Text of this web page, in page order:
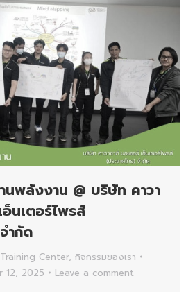
นพลังงาน @ บริษัท คาวา
นเตอร์ไพรส์
ำกัด
Training Center, กิจกรรมของเรา
12, 2025 Leave a comment